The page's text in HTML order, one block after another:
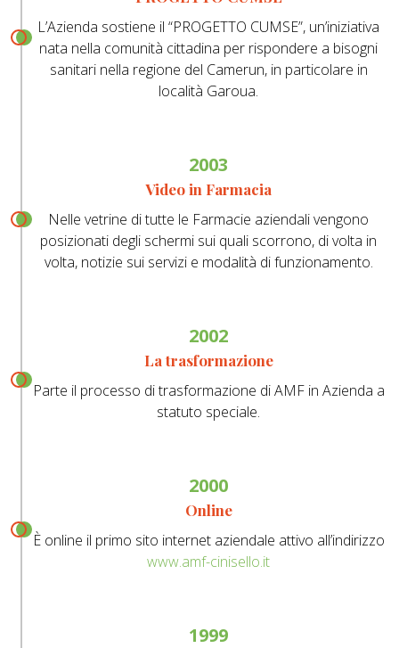
L’Azienda sostiene il “PROGETTO CUMSE”, un’iniziativa
nata nella comunità cittadina per rispondere a bisogni
sanitari nella regione del Camerun, in particolare in
località Garoua.
2003
Video in Farmacia
Nelle vetrine di tutte le Farmacie aziendali vengono
posizionati degli schermi sui quali scorrono, di volta in
volta, notizie sui servizi e modalità di funzionamento.
2002
La trasformazione
Parte il processo di trasformazione di AMF in Azienda a
statuto speciale.
2000
Online
È online il primo sito internet aziendale attivo all’indirizzo
www.amf-cinisello.it
1999